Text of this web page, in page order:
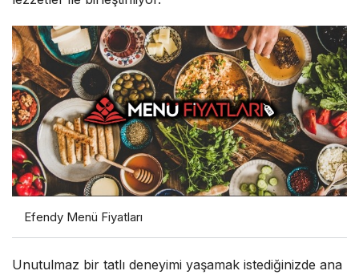
Efendy Menü Fiyatları
Unutulmaz bir tatlı deneyimi yaşamak istediğinizde ana